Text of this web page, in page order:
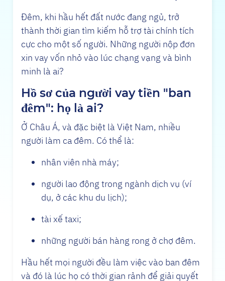
Đêm, khi hầu hết đất nước đang ngủ, trở
thành thời gian tìm kiếm hỗ trợ tài chính tích
cực cho một số người. Những người nộp đơn
xin vay vốn nhỏ vào lúc chạng vạng và bình
minh là ai?
Hồ sơ của người vay tiền "ban
đêm": họ là ai?
Ở Châu Á, và đặc biệt là Việt Nam, nhiều
người làm ca đêm. Có thể là:
nhân viên nhà máy;
người lao động trong ngành dịch vụ (ví
dụ, ở các khu du lịch);
tài xế taxi;
những người bán hàng rong ở chợ đêm.
Hầu hết mọi người đều làm việc vào ban đêm
và đó là lúc họ có thời gian rảnh để giải quyết